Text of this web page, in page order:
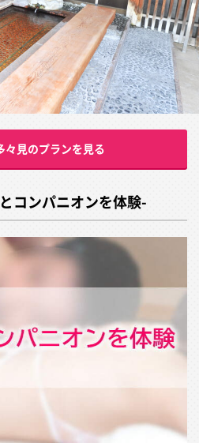
見のプランを見る
コンパニオンを体験-